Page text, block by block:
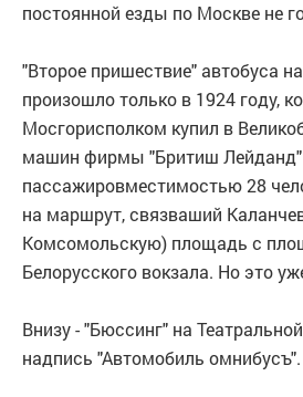
постоянной езды по Москве не
"Второе пришествие" автобуса
произошло только в 1924 году,
Мосгорисполком купил в
машин фирмы "Бритиш Лейданд"
пассажировместимостью 28
на маршрут, связваший
Комсомольскую) площадь с
Белорусского вокзала. Но это
Внизу - "Бюссинг" на
надпись "Автомобиль омнибусъ".